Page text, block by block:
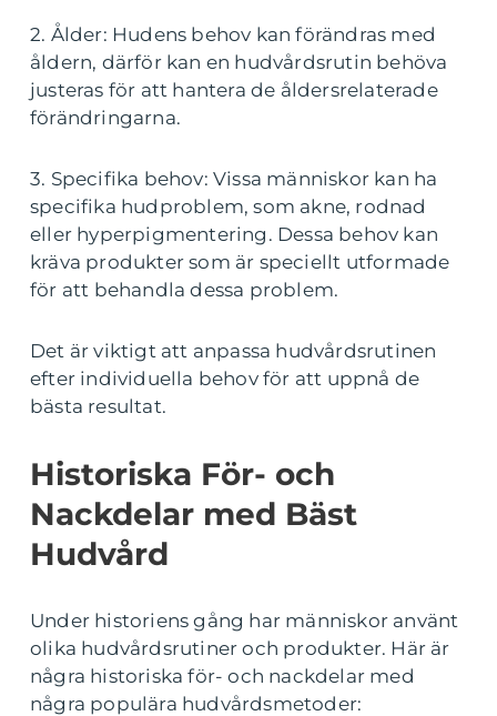
2. Ålder: Hudens behov kan förändras med
åldern, därför kan en hudvårdsrutin behöva
justeras för att hantera de åldersrelaterade
förändringarna.
3. Specifika behov: Vissa människor kan ha
specifika hudproblem, som akne, rodnad
eller hyperpigmentering. Dessa behov kan
kräva produkter som är speciellt utformade
för att behandla dessa problem.
Det är viktigt att anpassa hudvårdsrutinen
efter individuella behov för att uppnå de
bästa resultat.
Historiska För- och
Nackdelar med Bäst
Hudvård
Under historiens gång har människor använt
olika hudvårdsrutiner och produkter. Här är
några historiska för- och nackdelar med
några populära hudvårdsmetoder: